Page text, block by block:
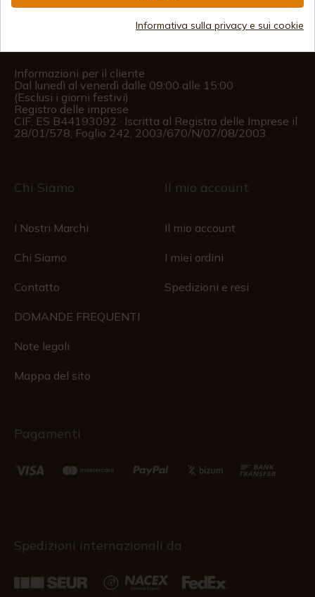
Informazioni per il cliente
Dal lunedì al venerdì dalle 09:00 alle 15:00
(Esclusi i giorni festivi)
Registro delle imprese
CIF: ES B44193092 · Iscritta al Registro delle Imprese il
28/01/578, Foglio 242, 2003/670/N/07/08/2003
Chi Siamo
I Nostri Marchi
Chi Siamo
Contatto
DOMANDE FREQUENTI
Note legali
Mappa del sito
Il mio account
Il mio account
I miei ordini
Spedizioni e resi
Pagamenti
Spedizioni internazionali da
Informativa sulla privacy e sui cookie